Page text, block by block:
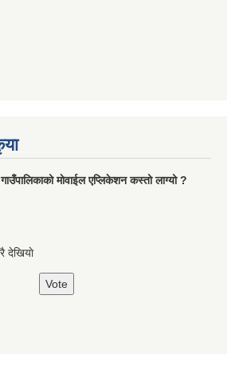
माेवाईल एप्लिकेशन कस्तो लाग्यो ?
देखियाे